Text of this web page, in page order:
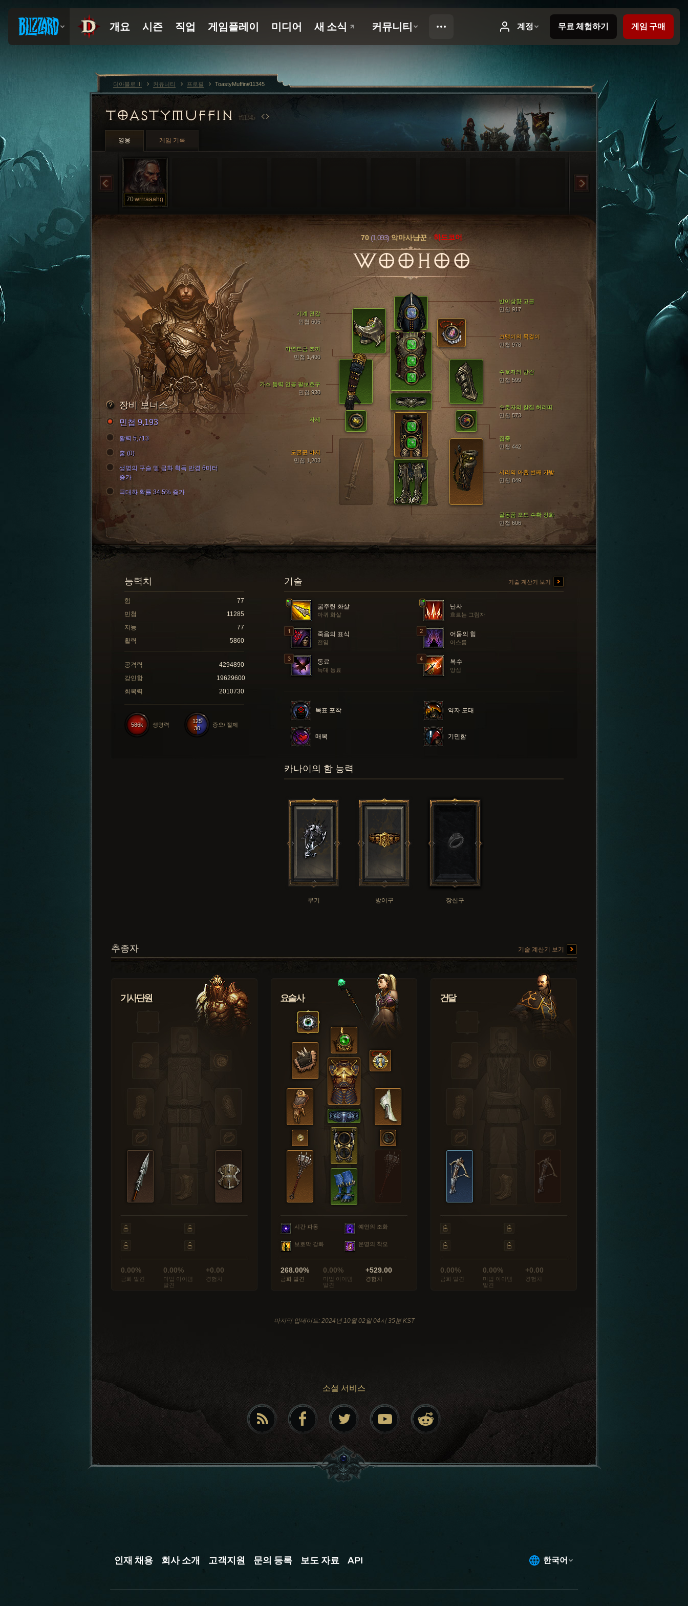
TOASTYMUFFIN #11345
영웅 게임 기록
70wrrraaahg
70 (1,093)악마사냥꾼 - 하드코어
WOOHOO
반이상향 고글
민첩 917
아연도금 조끼
민첩 1,490
골동품 포도 수확 장화
민첩 606
가스 동력 인공 팔보호구
민첩 930
기계 견갑
민첩 606
도굴꾼 바지
민첩 1,203
수호자의 반감
민첩 599
시리의 아홉 번째 가방
민첩 849
수호자의 칼집 허리띠
민첩 573
집중
민첩 442
자제
꼬맹이의 목걸이
민첩 978
장비 보너스
민첩 9,193
활력 5,713
홈 (0)
생명의 구슬 및 금화 획득 반경 6미터
증가
극대화 확률 34.5% 증가
기술 기술 계산기 보기
굶주린 화살
아귀 화살
난사
흐르는 그림자
죽음의 표식
전염
어둠의 힘
어스름
동료
늑대 동료
복수
앙심
목표 포착 약자 도태
매복 기민함
능력치
힘
77
민첩
11285
지능
77
활력
5860
공격력
4294890
강인함
19629600
회복력
2010730
125
30
증오/ 절제
586k 생명력
카나이의 함 능력
무기 방어구 장신구
추종자 기술 계산기 보기
기사단원
0.00%
금화 발견
0.00%
마법 아이템
발견
+0.00
경험치
요술사
시간 파동 예언의 조화
보호막 강화 운명의 착오
268.00%
금화 발견
0.00%
마법 아이템
발견
+529.00
경험치
건달
0.00%
금화 발견
0.00%
마법 아이템
발견
+0.00
경험치
마지막 업데이트: 2024년 10월 02일 04시 35분 KST
소셜 서비스
디아블로 III 커뮤니티 프로필 ToastyMuffin#11345